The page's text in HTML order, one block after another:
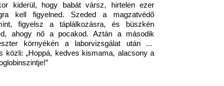
kiderül, hogy babát vársz, hirtelen ezer
kell figyelned. Szeded a magzatvédő
figyelsz a táplálkozásra, és büszkén
ahogy nő a pocakod. Aztán a második
környékén a laborvizsgálat után az
közli: „Hoppá, kedves kismama, alacsony a